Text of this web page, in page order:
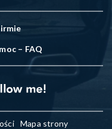
– FAQ
Mapa strony